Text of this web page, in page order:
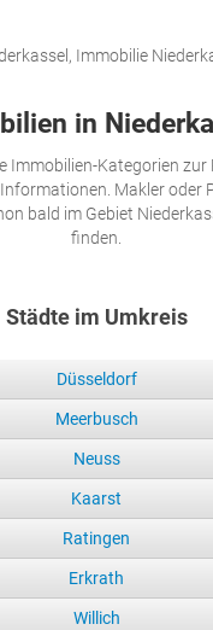
Immobilie
in
Immobilien-Kategorien zur
Makler oder
bald im Gebiet
finden.
Städte im Umkreis
Düsseldorf
Meerbusch
Neuss
Kaarst
Ratingen
Erkrath
Willich